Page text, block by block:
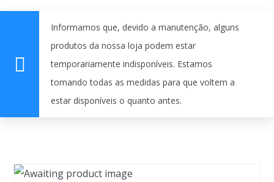
Informamos que, devido a manutenção, alguns
produtos da nossa loja podem estar
temporariamente indisponíveis. Estamos
tomando todas as medidas para que voltem a
estar disponíveis o quanto antes.